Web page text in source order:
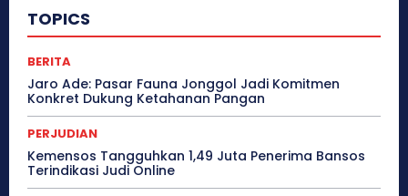
TOPICS
BERITA
Jaro Ade: Pasar Fauna Jonggol Jadi Komitmen
Konkret Dukung Ketahanan Pangan
PERJUDIAN
Kemensos Tangguhkan 1,49 Juta Penerima Bansos
Terindikasi Judi Online